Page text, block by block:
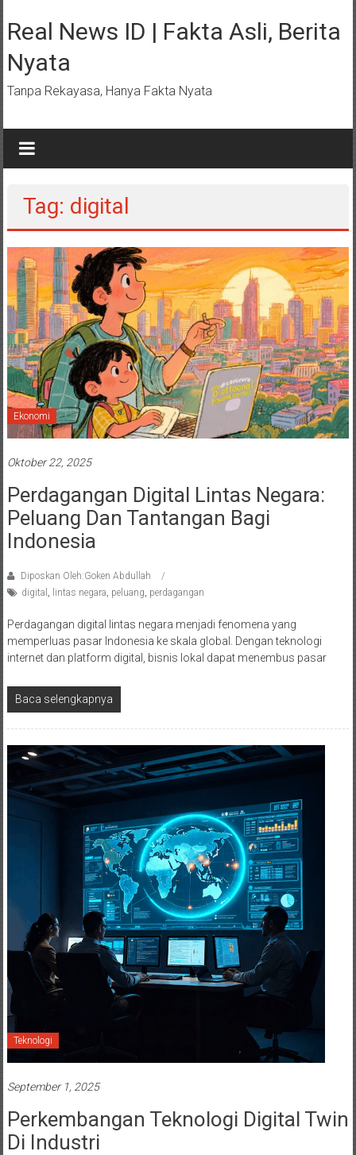
ke
konten
Real News ID | Fakta Asli, Berita
Nyata
Tanpa Rekayasa, Hanya Fakta Nyata
Tag: digital
Ekonomi
Oktober 22, 2025
Perdagangan Digital Lintas Negara:
Peluang Dan Tantangan Bagi
Indonesia
Diposkan Oleh:Goken Abdullah
digital
lintas negara peluang perdagangan
Perdagangan digital lintas negara menjadi fenomena yang
memperluas pasar Indonesia ke skala global. Dengan teknologi
internet dan platform digital, bisnis lokal dapat menembus pasar
Baca selengkapnya
Teknologi
September 1, 2025
Perkembangan Teknologi Digital Twin
Di Industri